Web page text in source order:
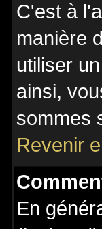
C'est à
manière
utiliser
ainsi,
sommes
Revenir
En